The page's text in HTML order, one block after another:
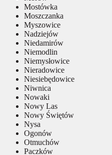
Mostówka
Moszczanka
Myszowice
Nadziejów
Niedamirów
Niemodlin
Niemysłowice
Nieradowice
Niesiebędowice
Niwnica
Nowaki
Nowy Las
Nowy Świętów
Nysa
Ogonów
Otmuchów
Paczków